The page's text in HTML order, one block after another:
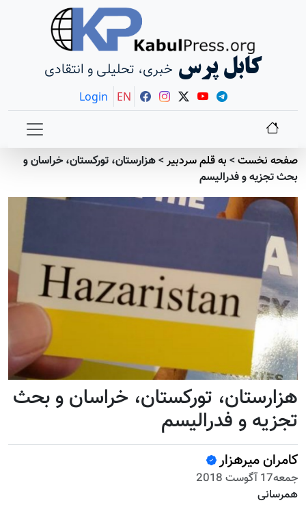
کابل پرس خبری، تحلیلی و انتقادی
Login EN
صفحه نخست> به قلم سردبير>هزارستان، تورکستان، خراسان و
بحث تجزیه و فدرالیسم
هزارستان، تورکستان، خراسان و بحث
تجزیه و فدرالیسم
کامران میرهزار
جمعه17 آگوست 2018
همرسانی